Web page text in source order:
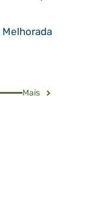
Melhorada
Mais